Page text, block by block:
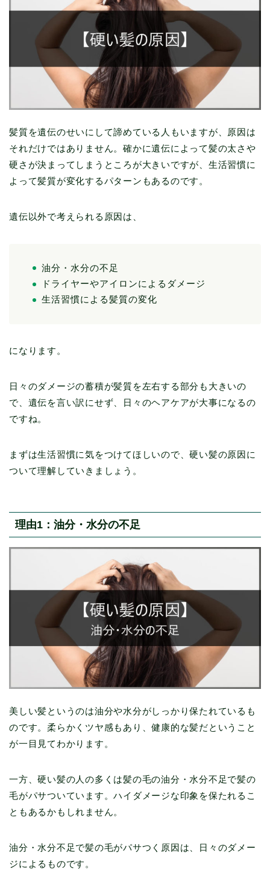
髪質を遺伝のせいにして諦めている人もいますが、原因は
それだけではありません。確かに遺伝によって髪の太さや
硬さが決まってしまうところが大きいですが、生活習慣に
よって髪質が変化するパターンもあるのです。
遺伝以外で考えられる原因は、
油分・水分の不足
ドライヤーやアイロンによるダメージ
生活習慣による髪質の変化
になります。
日々のダメージの蓄積が髪質を左右する部分も大きいの
で、遺伝を言い訳にせず、日々のヘアケアが大事になるの
ですね。
まずは生活習慣に気をつけてほしいので、硬い髪の原因に
ついて理解していきましょう。
理由1：油分・水分の不足
美しい髪というのは油分や水分がしっかり保たれているも
のです。柔らかくツヤ感もあり、健康的な髪だということ
が一目見てわかります。
一方、硬い髪の人の多くは髪の毛の油分・水分不足で髪の
毛がパサついています。ハイダメージな印象を保たれるこ
ともあるかもしれません。
油分・水分不足で髪の毛がパサつく原因は、日々のダメー
ジによるものです。